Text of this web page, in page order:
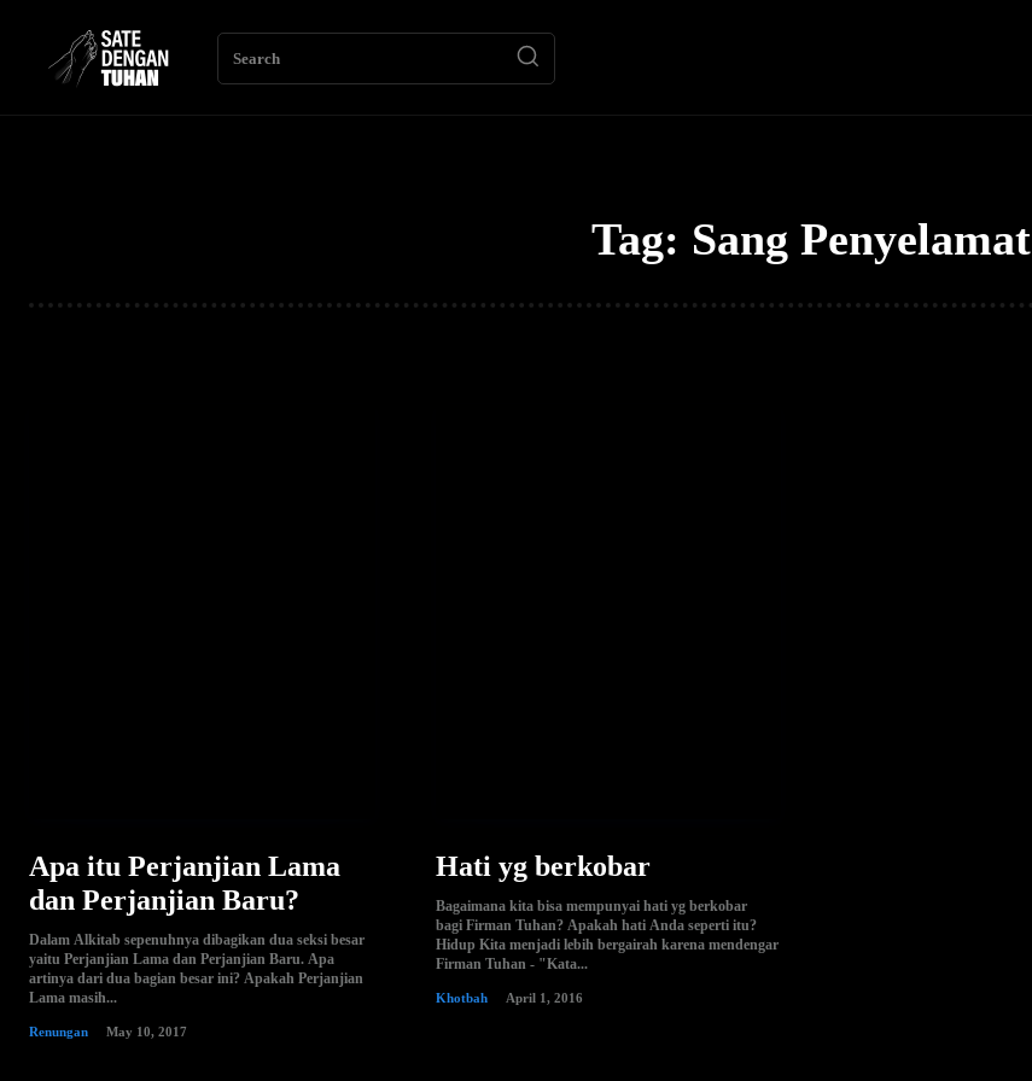
Search
Tag: Sang Penyelamat
Apa itu Perjanjian Lama
dan Perjanjian Baru?
Dalam Alkitab sepenuhnya dibagikan dua seksi besar
yaitu Perjanjian Lama dan Perjanjian Baru. Apa
artinya dari dua bagian besar ini? Apakah Perjanjian
Lama masih...
Renungan May 10, 2017
Hati yg berkobar
Bagaimana kita bisa mempunyai hati yg berkobar
bagi Firman Tuhan? Apakah hati Anda seperti itu?
Hidup Kita menjadi lebih bergairah karena mendengar
Firman Tuhan - "Kata...
Khotbah April 1, 2016